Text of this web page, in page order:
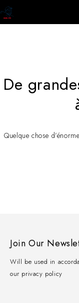
De
Quelque chose
Join Our
Will be used in
our privacy policy